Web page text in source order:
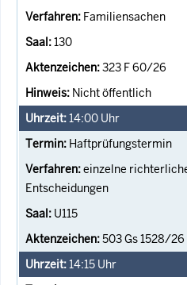
Familiensachen
130
323 F 60/26
Nicht öffentlich
14:00 Uhr
Haftprüfungstermin
einzelne
Entscheidungen
U115
503 Gs 1528/26
14:15 Uhr